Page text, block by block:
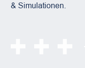
& Simulationen.